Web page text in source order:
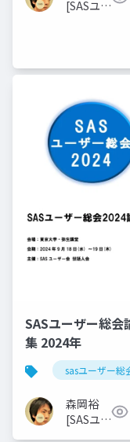
[SASユー
SASユーザー総会
集 2024年
sasユーザー総
森岡裕
[SASユー